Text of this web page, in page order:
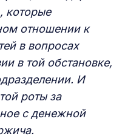
которые
отношении к
в вопросах
в той обстановке,
И
роты за
с денежной